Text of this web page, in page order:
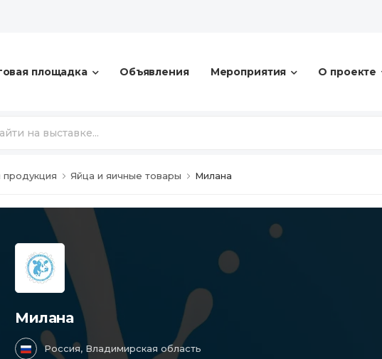
площадка Объявления Мероприятия О проекте
Яйца и яичные товары Милана
Милана
Россия, Владимирская область